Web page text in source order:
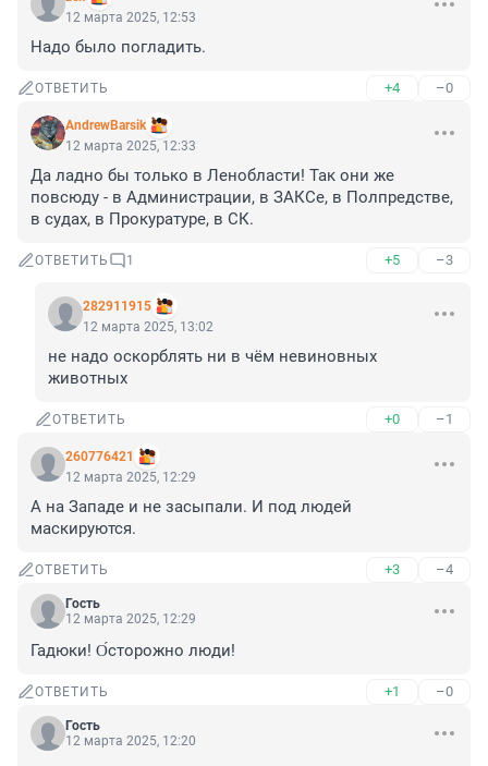
12 марта 2025, 12:53
Надо было погладить.
ОТВЕТИТЬ +4 –0
AndrewBarsik
12 марта 2025, 12:33
Да ладно бы только в Ленобласти! Так они же
повсюду - в Администрации, в ЗАКСе, в Полпредстве,
в судах, в Прокуратуре, в СК.
ОТВЕТИТЬ 1 +5 –3
282911915
12 марта 2025, 13:02
не надо оскорблять ни в чём невиновных
животных
ОТВЕТИТЬ +0 –1
260776421
12 марта 2025, 12:29
А на Западе и не засыпали. И под людей
маскируются.
ОТВЕТИТЬ +3 –4
Гость
12 марта 2025, 12:29
Гадюки! О́сторожно люди!
ОТВЕТИТЬ +1 –0
Гость
12 марта 2025, 12:20